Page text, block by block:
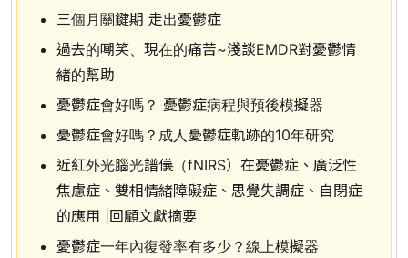
三個月關鍵期 走出憂鬱症
過去的嘲笑、現在的痛苦~淺談EMDR對憂鬱情
緒的幫助
憂鬱症會好嗎？ 憂鬱症病程與預後模擬器
憂鬱症會好嗎？成人憂鬱症軌跡的10年研究
近紅外光腦光譜儀（fNIRS）在憂鬱症、廣泛性
焦慮症、雙相情緒障礙症、思覺失調症、自閉症
的應用 |回顧文獻摘要
憂鬱症一年內復發率有多少？線上模擬器